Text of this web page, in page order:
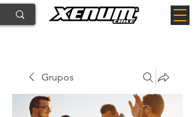
Grupos